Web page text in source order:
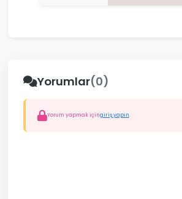
Yorumlar(0)
Yorum yapmak içingiriş yapın.